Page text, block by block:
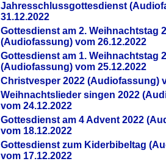
Jahresschlussgottesdienst
31.12.2022
Gottesdienst am 2. Weihnachtstag
(Audiofassung) vom 26.12.2022
Gottesdienst am 1. Weihnachtstag
(Audiofassung) vom 25.12.2022
Christvesper 2022 (Audiofassung)
Weihnachtslieder singen 2022
vom 24.12.2022
Gottesdienst am 4 Advent 2022
vom 18.12.2022
Gottesdienst zum Kiderbibeltag
vom 17.12.2022